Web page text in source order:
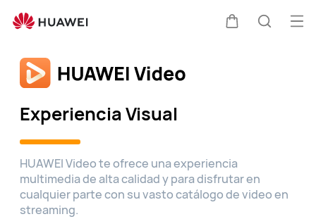
Video
Experiencia Visual
HUAWEI Video te ofrece una experiencia
multimedia de alta calidad y para disfrutar en
cualquier parte con su vasto catálogo de video en
streaming.